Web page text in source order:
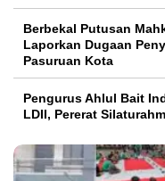
Berbekal Putusan
Laporkan Dugaan
Pasuruan Kota
Pengurus Ahlul Bait
LDII, Pererat